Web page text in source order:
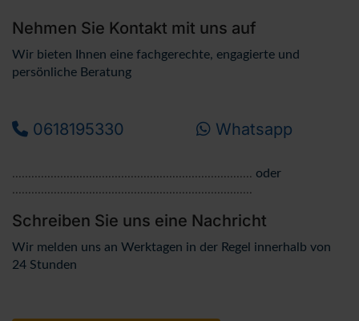
Nehmen Sie Kontakt mit uns auf
Wir bieten Ihnen eine fachgerechte, engagierte und
persönliche Beratung
0618195330
0618195330 Whatsapp
Whatsapp
oder
Schreiben Sie uns eine Nachricht
Wir melden uns an Werktagen in der Regel innerhalb von
24 Stunden